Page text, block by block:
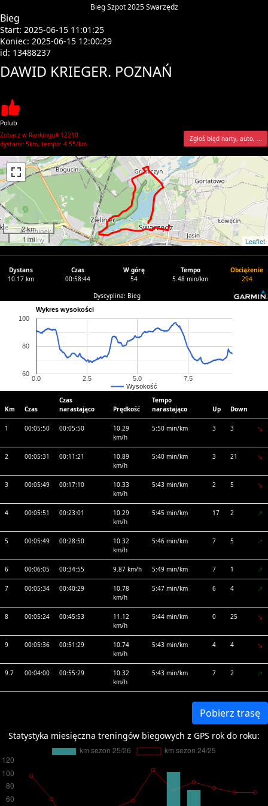
Bieg Szpot 2025 Swarzędz
Bieg
Start: 2025-06-15 11:01:25
Koniec: 2025-06-15 12:00:29
id: 13488237
DAWID KRIEGER. POZNAŃ
Polub
Zobacz w Rankingu# 12210
dystans: 5km, tempo: 4.55/km
Zgłoś błąd narty, auto, ...
2 km
1 mi
Leaflet
Dystans
10.17 km
Czas
00:58:44
W górę
54
Tempo
5.48 min/km
Obciążenie
294
Dyscyplina: Bieg
Wykres wysokości
Wysokość
0.0 2.5 5.0 7.5
60
80
100
Km Czas
Czas
narastająco
Prędkość
Tempo
narastająco
Up Down
1 00:05:50 00:05:50
10.29
km/h
5:50 min/km 3 3
2 00:05:31 00:11:21
10.89
km/h
5:40 min/km 3 21
3 00:05:49 00:17:10
10.33
km/h
5:43 min/km 2 5
4 00:05:51 00:23:01
10.29
km/h
5:45 min/km 17 2
5 00:05:49 00:28:50
10.32
km/h
5:46 min/km 7 5
6 00:06:05 00:34:55 9.87 km/h 5:49 min/km 7 1
7 00:05:34 00:40:29
10.78
km/h
5:47 min/km 6 4
8 00:05:24 00:45:53
11.12
km/h
5:44 min/km 0 25
9 00:05:36 00:51:29
10.74
km/h
5:43 min/km 4 4
9.7 00:04:00 00:55:29
10.32
km/h
5:43 min/km 7 2
Pobierz trasę
Statystyka miesięczna treningów biegowych z GPS rok do roku: